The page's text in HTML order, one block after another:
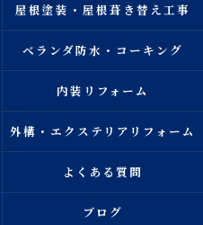
屋根塗装・屋根葺き替え工事
ベランダ防水・コーキング
内装リフォーム
外構・エクステリアリフォーム
よくある質問
ブログ